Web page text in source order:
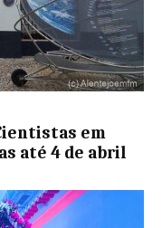
em
até 4 de abril